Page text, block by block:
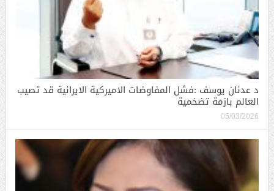
د عدنان يوسف :فشل المفاوضات الاميركية الايرانية قد تصيب
العالم بازمة تضخمية
05/03/2026